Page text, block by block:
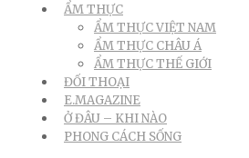
ẨM THỰC
ẨM THỰC VIỆT NAM
ẨM THỰC CHÂU Á
ẨM THỰC THẾ GIỚI
ĐỐI THOẠI
E.MAGAZINE
Ở ĐÂU – KHI NÀO
PHONG CÁCH SỐNG